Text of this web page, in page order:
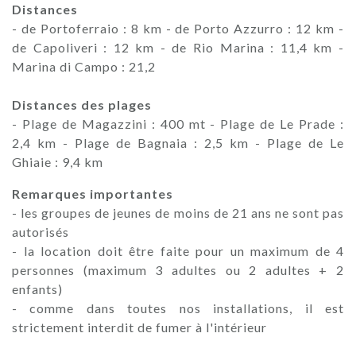
Distances
- de Portoferraio : 8 km - de Porto Azzurro : 12 km -
de Capoliveri : 12 km - de Rio Marina : 11,4 km -
Marina di Campo : 21,2
Distances des plages
- Plage de Magazzini : 400 mt - Plage de Le Prade :
2,4 km - Plage de Bagnaia : 2,5 km - Plage de Le
Ghiaie : 9,4 km
Remarques importantes
- les groupes de jeunes de moins de 21 ans ne sont pas
autorisés
- la location doit être faite pour un maximum de 4
personnes (maximum 3 adultes ou 2 adultes + 2
enfants)
- comme dans toutes nos installations, il est
strictement interdit de fumer à l'intérieur